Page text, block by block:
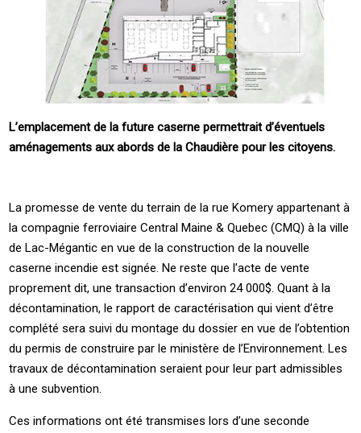
L’emplacement de la future caserne permettrait d’éventuels
aménagements aux abords de la Chaudière pour les citoyens.
La promesse de vente du terrain de la rue Komery appartenant à
la compagnie ferroviaire Central Maine & Quebec (CMQ) à la ville
de Lac-Mégantic en vue de la construction de la nouvelle
caserne incendie est signée. Ne reste que l’acte de vente
proprement dit, une transaction d’environ 24 000$. Quant à la
décontamination, le rapport de caractérisation qui vient d’être
complété sera suivi du montage du dossier en vue de l’obtention
du permis de construire par le ministère de l’Environnement. Les
travaux de décontamination seraient pour leur part admissibles
à une subvention.
Ces informations ont été transmises lors d’une seconde